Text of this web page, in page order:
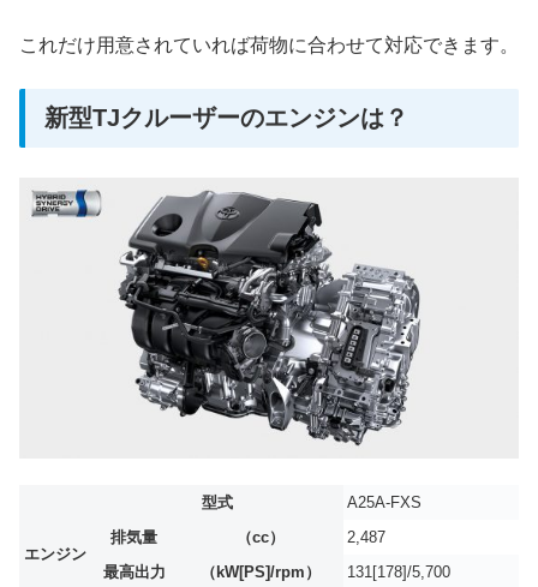
これだけ用意されていれば荷物に合わせて対応できます。
新型TJクルーザーのエンジンは？
エンジン
型式
A25A-FXS
排気量
（cc）
2,487
最高出力
（kW[PS]/rpm）
131[178]/5,700